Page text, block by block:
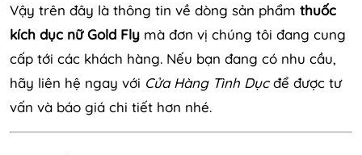
Vậy trên đây là thông tin về dòng sản phẩm thuốc
kích dục nữ Gold Fly mà đơn vị chúng tôi đang cung
cấp tới các khách hàng. Nếu bạn đang có nhu cầu,
hãy liên hệ ngay với Cửa Hàng Tình Dụcđể được tư
vấn và báo giá chi tiết hơn nhé.